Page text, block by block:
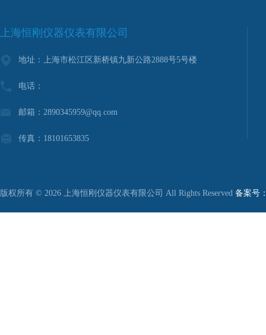
上海恒刚仪器仪表有限公司
地址：上海市松江区新桥镇九新公路2888号5号楼
电话：
邮箱：2890345959@qq.com
传真：18101653835
版权所有 © 2026 上海恒刚仪器仪表有限公司 All Rights Reserved 备案号